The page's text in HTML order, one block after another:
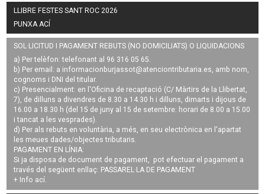
LLIBRE FESTES SANT ROC 2026
PUNXA ACÍ
SOL·LICITUD I PAGAMENT REBUTS (NO DOMICILIATS) O LIQUIDACIONS
a) Per telèfon: telefonant al 96 316 05 65.
b) Per email: a informacionburjassot@atenciontributaria.es, amb nom,
cognoms i DNI del titular.
c) Presencialment: en l'Oficina de recaptació (C/ Màrtirs de la Llibertat,
7), de dilluns a divendres de 8.30 a 14.30 h i dilluns, dimarts i dijous de
16.00 a 18.30 h (del 15 de juny al 15 de setembre: horari de 8.00 a 15.00
i tancat a les vesprades).
d) Per als rebuts en voluntària, a més, en seu electrònica en l'apartat
les meues dades/objectes tributaris.
PAGAMENT EN LÍNIA:
Si ja disposa de document de pagament, pot efectuar el pagament a
través del següent enllaç: PASSAREL·LA DE PAGAMENT
+ Info ací.